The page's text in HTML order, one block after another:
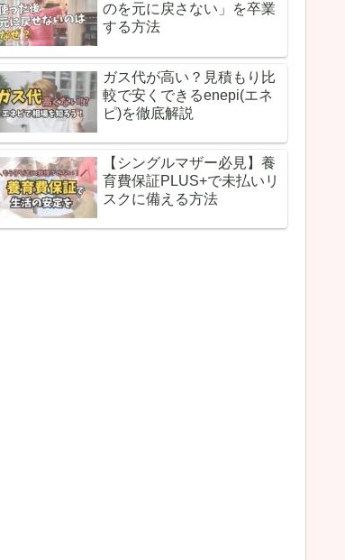
のを元に戻さない」を卒業
する方法
ガス代が高い？見積もり比
較で安くできるenepi(エネ
ピ)を徹底解説
【シングルマザー必見】養
育費保証PLUS+で未払いリ
スクに備える方法